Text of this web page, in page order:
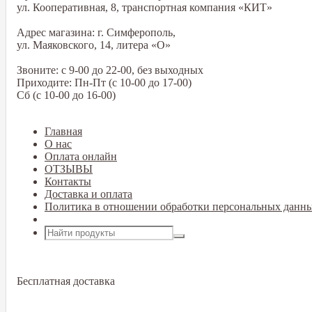
ул. Кооперативная, 8, транспортная компания «КИТ»
Адрес магазина: г. Симферополь,
ул. Маяковского, 14, литера «О»
Звоните: с 9-00 до 22-00, без выходных
Приходите: Пн-Пт (с 10-00 до 17-00)
Сб (с 10-00 до 16-00)
Главная
О нас
Оплата онлайн
ОТЗЫВЫ
Контакты
Доставка и оплата
Политика в отношении обработки персональных
Бесплатная доставка